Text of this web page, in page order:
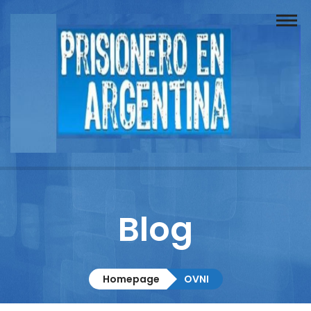
Buscador
Documentos
Contacto
Blog
Homepage OVNI